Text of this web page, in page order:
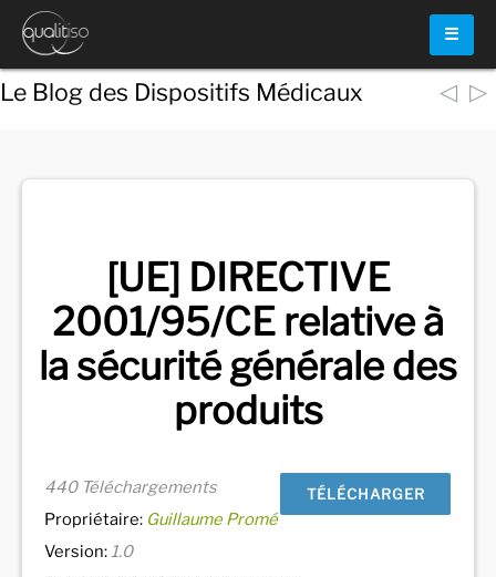
☰
Le Blog des Dispositifs Médicaux ◁ ▷
[UE] DIRECTIVE
2001/95/CE relative à
la sécurité générale des
produits
TÉLÉCHARGER
440 Téléchargements
Propriétaire: Guillaume Promé
Version: 1.0